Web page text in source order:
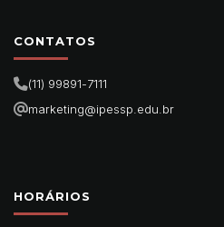
CONTATOS
(11) 99891-7111
marketing@ipessp.edu.br
HORÁRIOS